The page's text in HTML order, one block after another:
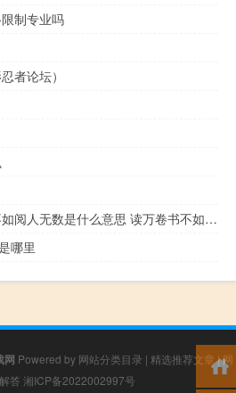
制专业吗
者论坛）
读万卷书不如行万里路不如阅人无数是什么意思 读万卷书不如行千里路
哪里
网 Powered by 网站分类目录 | 精选推荐文章 |网
答 湘ICP备2022002997号